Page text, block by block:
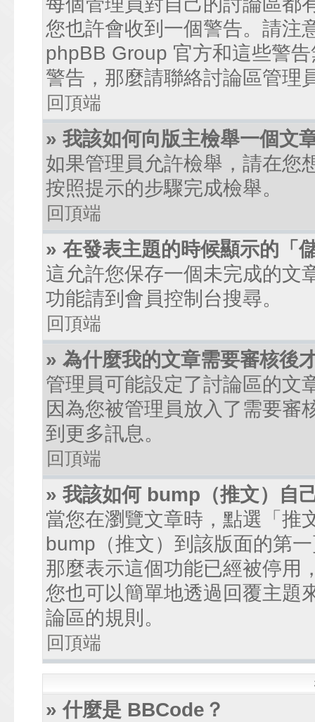
您也許會收到一個警告。請注
phpBB Group 官方和這些警
警告，那麼請聯絡討論區管理
回頂端
» 我該如何向版主檢舉一個文
如果管理員允許檢舉，請在您
按照提示的步驟完成檢舉。
回頂端
» 在發表主題的時候顯示的「
這允許您保存一個未完成的文
功能請到會員控制台搜尋。
回頂端
» 為什麼我的文章需要審核後
管理員可能設定了討論區的文
因為您被管理員放入了需要審
到更多訊息。
回頂端
» 我該如何 bump（推文）自
當您在瀏覽文章時，點選「推
bump（推文）到該版面的第
那麼表示這個功能已經被停用
您也可以簡單地透過回覆主題
論區的規則。
回頂端
» 什麼是 BBCode？